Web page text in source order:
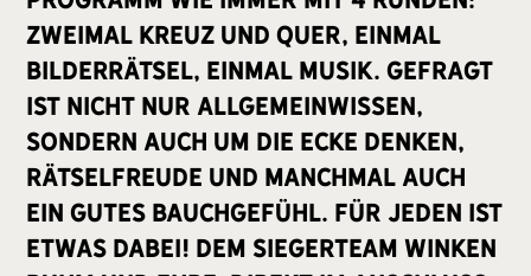
Zweimal kreuz und quer, einmal
Bilderrätsel, einmal Musik. Gefragt
ist nicht nur Allgemeinwissen,
sondern auch um die Ecke denken,
Rätselfreude und manchmal auch
ein gutes Bauchgefühl. Für jeden ist
etwas dabei! Dem Siegerteam winken